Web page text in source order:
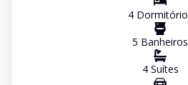
4Dormitório
5 Banheiros
4Suítes